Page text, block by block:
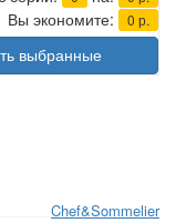
Вы экономите: 0 р.
выбранные
Chef&Sommelier